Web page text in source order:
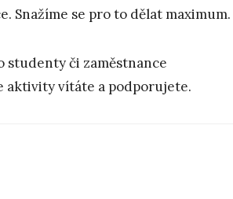
Snažíme se pro to dělat maximum.
studenty či zaměstnance
aktivity vítáte a podporujete.